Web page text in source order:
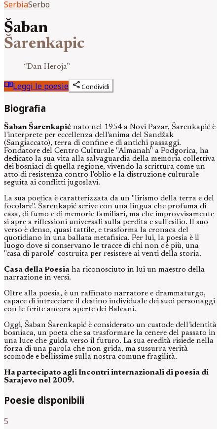
SerbiaSerbo
Šaban
Šarenkapic
“Dan Heroja”
menu_bookLeggi le poesie shareCondividi
Biografia
Šaban Šarenkapić nato nel 1954 a Novi Pazar, Šarenkapić è
l'interprete per eccellenza dell'anima del Sandžak
(Sangiaccato), terra di confine e di antichi passaggi.
Fondatore del Centro Culturale "Almanah" a Podgorica, ha
dedicato la sua vita alla salvaguardia della memoria collettiva
dei bosniaci di quella regione, vivendo la scrittura come un
atto di resistenza contro l'oblio e la distruzione culturale
seguita ai conflitti jugoslavi.
La sua poetica è caratterizzata da un "lirismo della terra e del
focolare". Šarenkapić scrive con una lingua che profuma di
casa, di fumo e di memorie familiari, ma che improvvisamente
si apre a riflessioni universali sulla perdita e sull'esilio. Il suo
verso è denso, quasi tattile, e trasforma la cronaca del
quotidiano in una ballata metafisica. Per lui, la poesia è il
luogo dove si conservano le tracce di chi non c'è più, una
"casa di parole" costruita per resistere ai venti della storia.
Casa della Poesia ha riconosciuto in lui un maestro della
narrazione in versi.
Oltre alla poesia, è un raffinato narratore e drammaturgo,
capace di intrecciare il destino individuale dei suoi personaggi
con le ferite ancora aperte dei Balcani.
Oggi, Šaban Šarenkapić è considerato un custode dell'identità
bosniaca, un poeta che sa trasformare la cenere del passato in
una luce che guida verso il futuro. La sua eredità risiede nella
forza di una parola che non grida, ma sussurra verità
scomode e bellissime sulla nostra comune fragilità.
Ha partecipato agli Incontri internazionali di poesia di
Sarajevo nel 2009.
Poesie disponibili
5